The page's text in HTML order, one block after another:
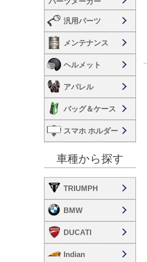
汎用パーツ
メンテナンス
ヘルメット
アパレル
バッグ＆ケース
スマホ ホルダー
車種から探す
TRIUMPH
BMW
DUCATI
Indian